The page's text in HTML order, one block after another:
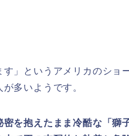
す」というアメリカのショ
多いようです。
密を抱えたまま冷酷な「獅